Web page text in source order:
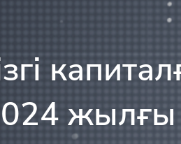
жылғы